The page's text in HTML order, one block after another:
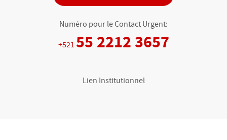
Numéro pour le Contact Urgent:
+521 55 2212 3657
Lien Institutionnel